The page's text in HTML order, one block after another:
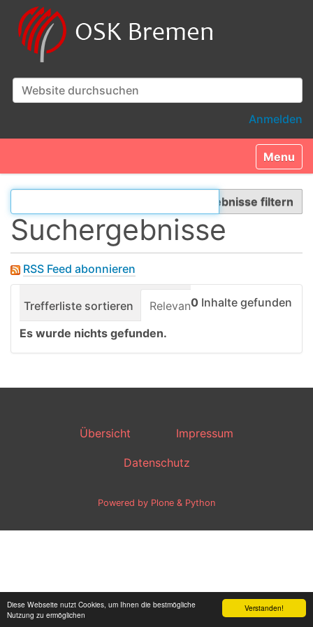
Verstanden!
Diese Webseite nutzt Cookies, um Ihnen die bestmögliche
Nutzung zu ermöglichen
Website durchsuchen
Anmelden
Toggle
Ergebnisse filtern
Suchergebnisse
RSS Feed abonnieren
0 Inhalte gefunden
Trefferliste sortieren Relevanz
Datum (neueste
Es wurde nichts gefunden.
Übersicht Impressum
Datenschutz
Powered by Plone & Python